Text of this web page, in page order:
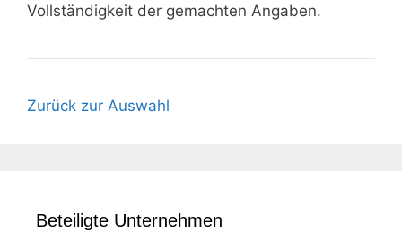
Vollständigkeit der gemachten Angaben.
Zurück zur Auswahl
Beteiligte Unternehmen